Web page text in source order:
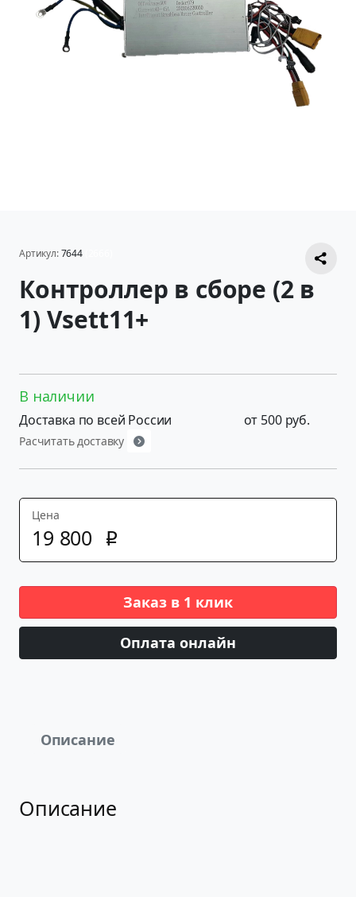
Артикул:7644
Контроллер в сборе (2 в
1) Vsett11+
В наличии
Доставка по всей России
Расчитать доставку
от 500 руб.
Цена
19 800 p
Заказ в 1 клик
Оплата онлайн
Описание
Описание